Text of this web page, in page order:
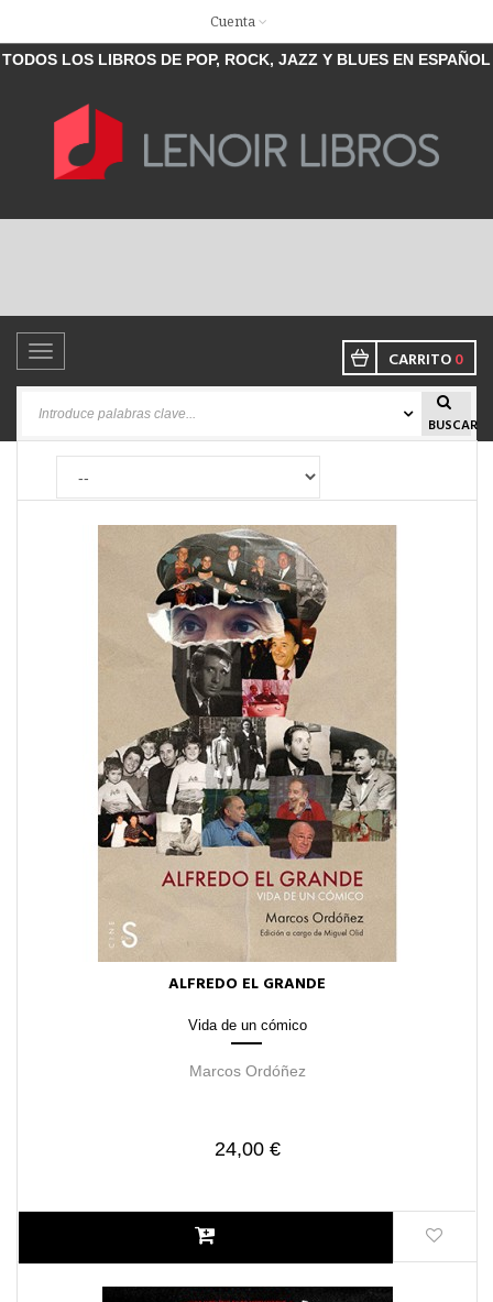
Cuenta
TODOS LOS LIBROS DE POP, ROCK, JAZZ Y BLUES EN ESPAÑOL
CARRITO0
Toggle
navigation
BUSCAR
ALFREDO EL GRANDE
Vida de un cómico
Marcos Ordóñez
24,00 €